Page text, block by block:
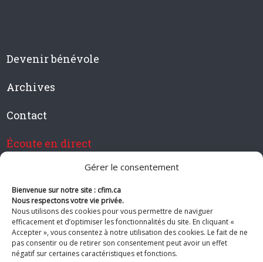
Gérer le consentement
Bienvenue sur notre site : cfim.ca
Nous respectons votre vie privée.
Nous utilisons des cookies pour vous permettre de naviguer
efficacement et d’optimiser les fonctionnalités du site. En cliquant «
Accepter », vous consentez à notre utilisation des cookies. Le fait de ne
pas consentir ou de retirer son consentement peut avoir un effet
négatif sur certaines caractéristiques et fonctions.
Devenir bénévole
Archives
Contact
Écoute en direct
Devenir membre de CFIM
Suivez-nous